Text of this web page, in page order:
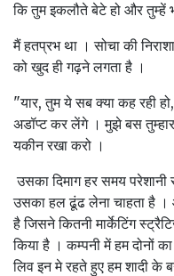
कि तुम इकलौते बेटे हो और तुम्हें
मैं हतप्रभ था । सोचा की
को खुद ही गढ़ने लगता है ।
"यार, तुम ये सब क्या कह रही
अडॉप्ट कर लेंगे । मुझे बस
यकीन रखा करो ।
उसका दिमाग हर समय
उसका हल ढूंढ लेना चाहता है ।
है जिसने कितनी मार्केटिंग
किया है । कम्पनी में हम दोनों
लिव इन मे रहते हुए हम शादी के